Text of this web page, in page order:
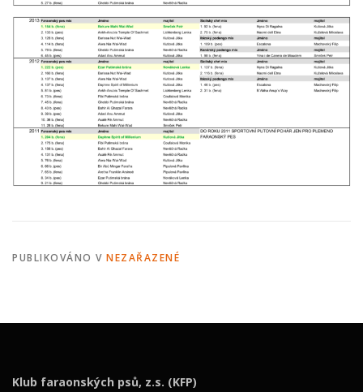
PUBLIKOVÁNO V NEZAŘAZENÉ
Klub faraonských psů, z.s. (KFP)